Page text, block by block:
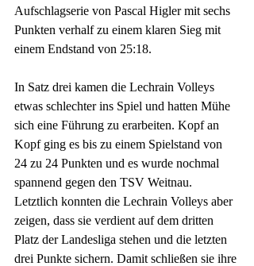
Aufschlagserie von Pascal Higler mit sechs
Punkten verhalf zu einem klaren Sieg mit
einem Endstand von 25:18.
In Satz drei kamen die Lechrain Volleys
etwas schlechter ins Spiel und hatten Mühe
sich eine Führung zu erarbeiten. Kopf an
Kopf ging es bis zu einem Spielstand von
24 zu 24 Punkten und es wurde nochmal
spannend gegen den TSV Weitnau.
Letztlich konnten die Lechrain Volleys aber
zeigen, dass sie verdient auf dem dritten
Platz der Landesliga stehen und die letzten
drei Punkte sichern. Damit schließen sie ihre